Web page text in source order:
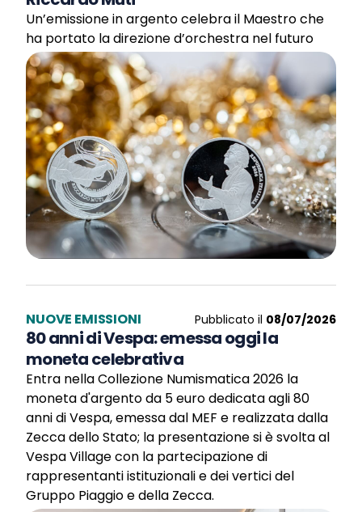
Un’emissione in argento celebra il Maestro che
ha portato la direzione d’orchestra nel futuro
NUOVE EMISSIONI Pubblicato il 08/07/2026
80 anni di Vespa: emessa oggi la
moneta celebrativa
Entra nella Collezione Numismatica 2026 la
moneta d'argento da 5 euro dedicata agli 80
anni di Vespa, emessa dal MEF e realizzata dalla
Zecca dello Stato; la presentazione si è svolta al
Vespa Village con la partecipazione di
rappresentanti istituzionali e dei vertici del
Gruppo Piaggio e della Zecca.